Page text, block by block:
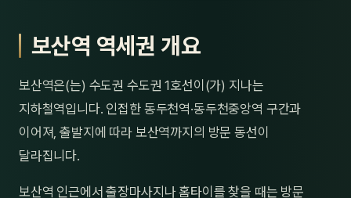
보산역 역세권 개요
보산역은(는) 수도권 수도권 1호선이(가) 지나는
지하철역입니다. 인접한 동두천역·동두천중앙역 구간과
이어져, 출발지에 따라 보산역까지의 방문 동선이
달라집니다.
보산역 인근에서 출장마사지나 홈타이를 찾을 때는 방문